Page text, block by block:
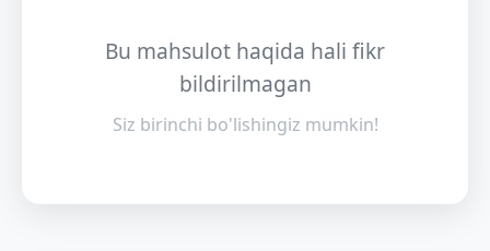
Bu mahsulot haqida hali fikr
bildirilmagan
Siz birinchi bo'lishingiz mumkin!